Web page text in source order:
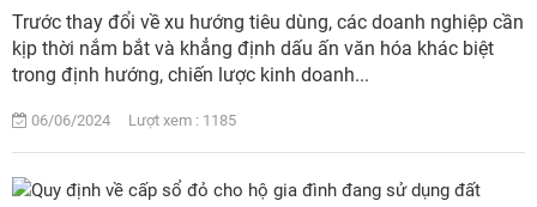
Trước thay đổi về xu hướng tiêu dùng, các doanh nghiệp cần
kịp thời nắm bắt và khẳng định dấu ấn văn hóa khác biệt
trong định hướng, chiến lược kinh doanh...
06/06/2024 Lượt xem : 1185